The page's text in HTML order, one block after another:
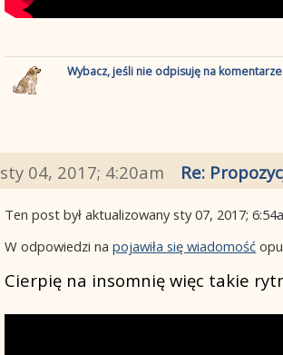
Wybacz, jeśli nie odpisuję na
sty 04, 2017; 4:20am Re:
Ten post był aktualizowanysty 07, 2017;
W odpowiedzi napojawiła się wiadomość
Cierpię na insomnię więc takie